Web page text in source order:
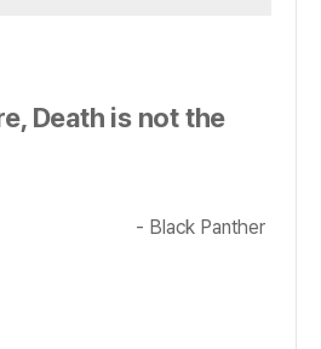
Death is not the
- Black Panther